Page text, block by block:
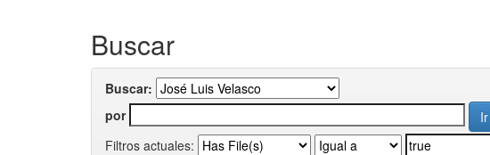
Buscar
Buscar:
por
Filtros actuales: